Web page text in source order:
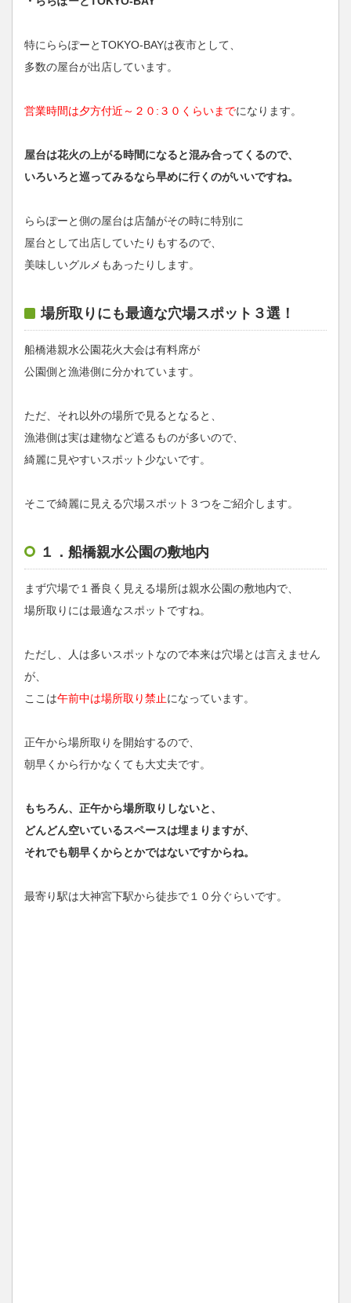
特にららぽーとTOKYO-BAYは夜市として、
多数の屋台が出店しています。
営業時間は夕方付近～２０:３０くらいまでになります。
屋台は花火の上がる時間になると混み合ってくるので、
いろいろと巡ってみるなら早めに行くのがいいですね。
ららぽーと側の屋台は店舗がその時に特別に
屋台として出店していたりもするので、
美味しいグルメもあったりします。
場所取りにも最適な穴場スポット３選！
船橋港親水公園花火大会は有料席が
公園側と漁港側に分かれています。
ただ、それ以外の場所で見るとなると、
漁港側は実は建物など遮るものが多いので、
綺麗に見やすいスポット少ないです。
そこで綺麗に見える穴場スポット３つをご紹介します。
１．船橋親水公園の敷地内
まず穴場で１番良く見える場所は親水公園の敷地内で、
場所取りには最適なスポットですね。
ただし、人は多いスポットなので本来は穴場とは言えません
が、
ここは午前中は場所取り禁止になっています。
正午から場所取りを開始するので、
朝早くから行かなくても大丈夫です。
もちろん、正午から場所取りしないと、
どんどん空いているスペースは埋まりますが、
それでも朝早くからとかではないですからね。
最寄り駅は大神宮下駅から徒歩で１０分ぐらいです。